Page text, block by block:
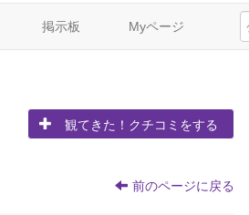
掲示板 Myページ
観てきた！クチコミをする
前のページに戻る